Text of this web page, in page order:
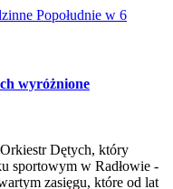
Popołudnie w 6
wyróżnione
Dętych, który
sportowym w Radłowie -
zasięgu, które od lat